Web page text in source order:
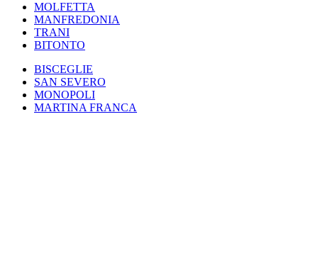
MOLFETTA
MANFREDONIA
TRANI
BITONTO
BISCEGLIE
SAN SEVERO
MONOPOLI
MARTINA FRANCA